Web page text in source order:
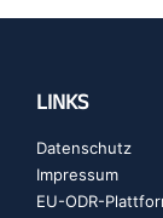
LINKS
Datenschutz
Impressum
EU-ODR-